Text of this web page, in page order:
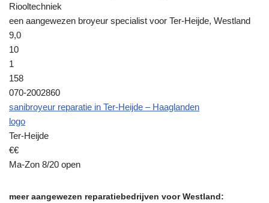
Riooltechniek
een aangewezen broyeur specialist voor Ter-Heijde, Westland
9,0
10
1
158
070-2002860
sanibroyeur reparatie in Ter-Heijde – Haaglanden
logo
Ter-Heijde
€€
Ma-Zon 8/20 open
meer aangewezen reparatiebedrijven voor Westland: